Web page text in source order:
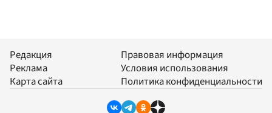
Редакция
Реклама
Карта сайта
Правовая информация
Условия использования
Политика конфиденциальности